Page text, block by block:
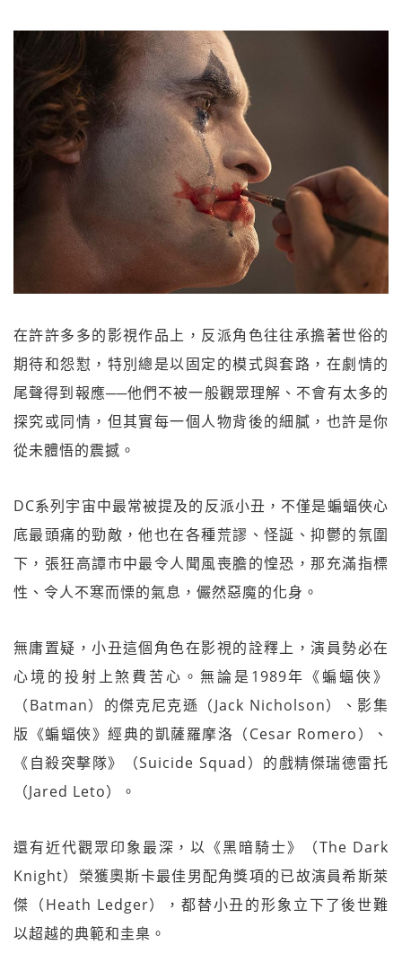
在許許多多的影視作品上，反派角色往往承擔著世俗的
期待和怨懟，特別總是以固定的模式與套路，在劇情的
尾聲得到報應──他們不被一般觀眾理解、不會有太多的
探究或同情，但其實每一個人物背後的細膩，也許是你
從未體悟的震撼。
DC系列宇宙中最常被提及的反派小丑，不僅是蝙蝠俠心
底最頭痛的勁敵，他也在各種荒謬、怪誕、抑鬱的氛圍
下，張狂高譚市中最令人聞風喪膽的惶恐，那充滿指標
性、令人不寒而慄的氣息，儼然惡魔的化身。
無庸置疑，小丑這個角色在影視的詮釋上，演員勢必在
心境的投射上煞費苦心。無論是1989年《蝙蝠俠》
（Batman）的傑克尼克遜（Jack Nicholson）、影集
版《蝙蝠俠》經典的凱薩羅摩洛（Cesar Romero）、
《自殺突擊隊》（Suicide Squad）的戲精傑瑞德雷托
（Jared Leto）。
還有近代觀眾印象最深，以《黑暗騎士》（The Dark
Knight）榮獲奧斯卡最佳男配角獎項的已故演員希斯萊
傑（Heath Ledger），都替小丑的形象立下了後世難
以超越的典範和圭臬。